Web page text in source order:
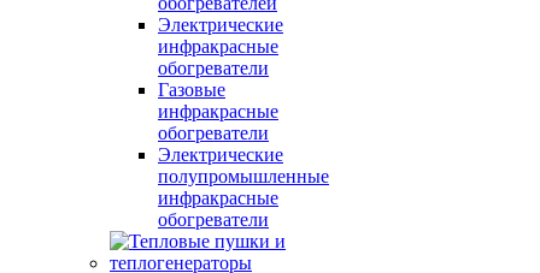
Электрические
инфракрасные
обогреватели
Газовые
инфракрасные
обогреватели
Электрические
полупромышленные
инфракрасные
обогреватели